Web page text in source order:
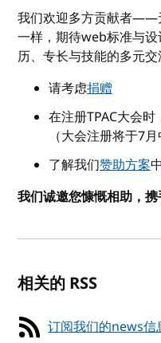
我们欢迎多方贡献者
一样，期待web标准与
历、专长与技能的多元交
请考虑捐赠
在注册TPAC大会
（大会注册将于7月
了解我们赞助方案
我们诚邀您慷慨相助，携
相关的 RSS
订阅我们的news信